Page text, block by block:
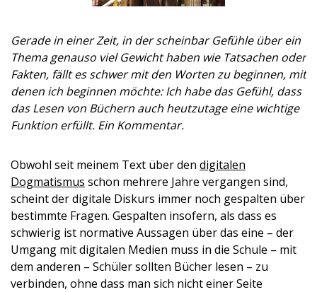
Gerade in einer Zeit, in der scheinbar Gefühle über ein
Thema genauso viel Gewicht haben wie Tatsachen oder
Fakten, fällt es schwer mit den Worten zu beginnen, mit
denen ich beginnen möchte: Ich habe das Gefühl, dass
das Lesen von Büchern auch heutzutage eine wichtige
Funktion erfüllt. Ein Kommentar.
Obwohl seit meinem Text über den digitalen
Dogmatismus schon mehrere Jahre vergangen sind,
scheint der digitale Diskurs immer noch gespalten über
bestimmte Fragen. Gespalten insofern, als dass es
schwierig ist normative Aussagen über das eine – der
Umgang mit digitalen Medien muss in die Schule – mit
dem anderen – Schüler sollten Bücher lesen – zu
verbinden, ohne dass man sich nicht einer Seite